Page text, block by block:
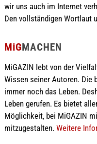
wir uns auch im Internet
Den vollständigen Wortlaut
MiGMACHEN
MiGAZIN lebt von der
Wissen seiner Autoren. Die
immer noch das Leben.
Leben gerufen. Es bietet
Möglichkeit, bei MiGAZIN
mitzugestalten. Weitere